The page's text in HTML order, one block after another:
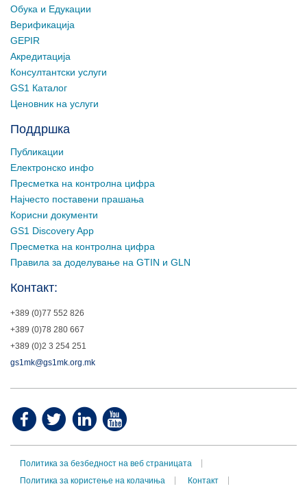
Обука и Едукации
Верификација
GEPIR
Акредитација
Консултантски услуги
GS1 Каталог
Ценовник на услуги
Поддршка
Публикации
Електронско инфо
Пресметка на контролна цифра
Најчесто поставени прашања
Корисни документи
GS1 Discovery App
Пресметка на контролна цифра
Правила за доделување на GTIN и GLN
Контакт:
+389 (0)77 552 826
+389 (0)78 280 667
+389 (0)2 3 254 251
gs1mk@gs1mk.org.mk
Политика за безбедност на веб страницата
Политика за користење на колачиња
Контакт